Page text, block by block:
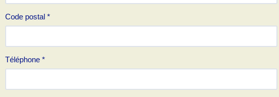
Code postal *
Téléphone *